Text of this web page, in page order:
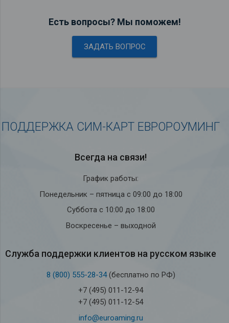
Есть вопросы? Мы поможем!
ЗАДАТЬ ВОПРОС
ПОДДЕРЖКА СИМ-КАРТ ЕВРОРОУМИНГ
Всегда на связи!
График работы:
Понедельник – пятница с 09:00 до 18:00
Суббота с 10:00 до 18:00
Воскресенье – выходной
Служба под­держки кли­ен­тов на рус­ском языке
8 (800) 555-28-34(бесплатно по РФ)
+7 (495) 011-12-94
+7 (495) 011-12-54
info@euroaming.ru